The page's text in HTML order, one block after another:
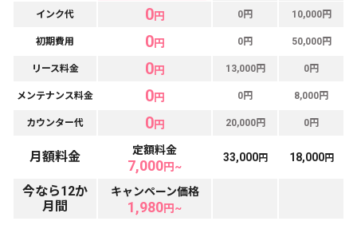
インク代 0円 0円 10,000円
初期費用 0円 0円 50,000円
リース料金 0円 13,000円 0円
メンテナンス料金 0円 0円 8,000円
カウンター代 0円 20,000円 0円
月額料金 定額料金
7,000円~
33,000円 18,000円
今なら12か
月間
キャンペーン価格
1,980円~